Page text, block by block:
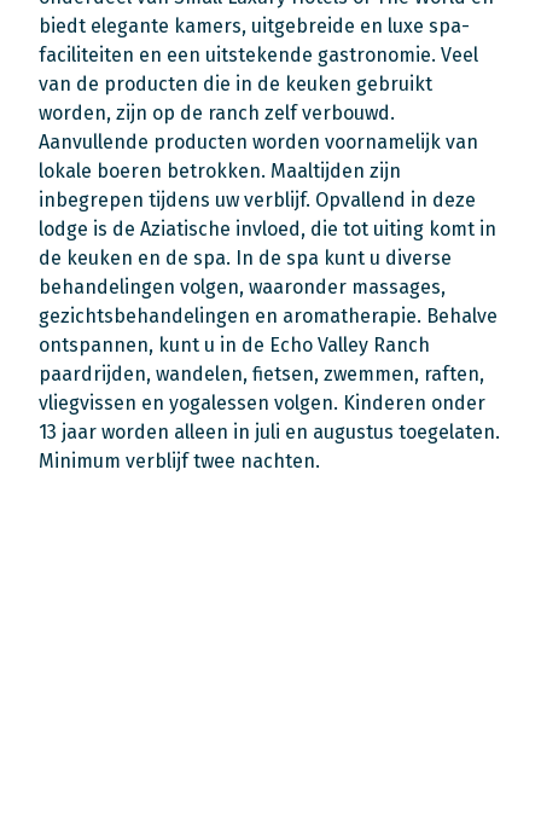
biedt elegante kamers, uitgebreide en luxe spa-
faciliteiten en een uitstekende gastronomie. Veel
van de producten die in de keuken gebruikt
worden, zijn op de ranch zelf verbouwd.
Aanvullende producten worden voornamelijk van
lokale boeren betrokken. Maaltijden zijn
inbegrepen tijdens uw verblijf. Opvallend in deze
lodge is de Aziatische invloed, die tot uiting komt in
de keuken en de spa. In de spa kunt u diverse
behandelingen volgen, waaronder massages,
gezichtsbehandelingen en aromatherapie. Behalve
ontspannen, kunt u in de Echo Valley Ranch
paardrijden, wandelen, fietsen, zwemmen, raften,
vliegvissen en yogalessen volgen. Kinderen onder
13 jaar worden alleen in juli en augustus toegelaten.
Minimum verblijf twee nachten.